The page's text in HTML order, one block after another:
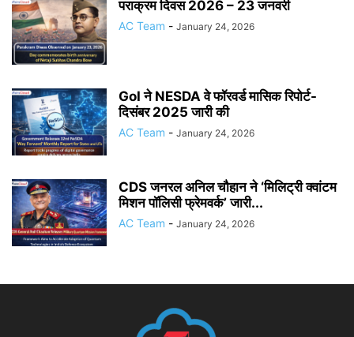
पराक्रम दिवस 2026 – 23 जनवरी
AC Team - January 24, 2026
GoI ने NESDA वे फॉरवर्ड मासिक रिपोर्ट-
दिसंबर 2025 जारी की
AC Team - January 24, 2026
CDS जनरल अनिल चौहान ने ‘मिलिट्री क्वांटम
मिशन पॉलिसी फ्रेमवर्क’ जारी...
AC Team - January 24, 2026